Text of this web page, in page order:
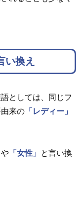
い換え
としては、同じフ
来の 「レディー」
や 「女性」
と言い換